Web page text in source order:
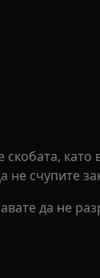
не счупите
да не